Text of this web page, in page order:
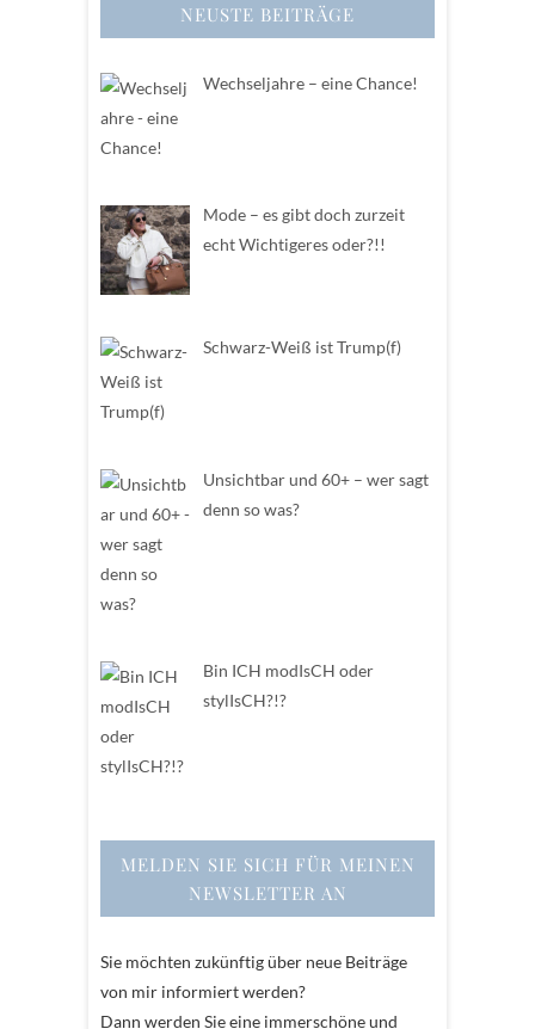
NEUSTE BEITRÄGE
Wechseljahre – eine Chance!
Mode – es gibt doch zurzeit
echt Wichtigeres oder?!!
Schwarz-Weiß ist Trump(f)
Unsichtbar und 60+ – wer sagt
denn so was?
Bin ICH modIsCH oder
stylIsCH?!?
MELDEN SIE SICH FÜR MEINEN
NEWSLETTER AN
Sie möchten zukünftig über neue Beiträge
von mir informiert werden?
Dann werden Sie eine immerschöne und